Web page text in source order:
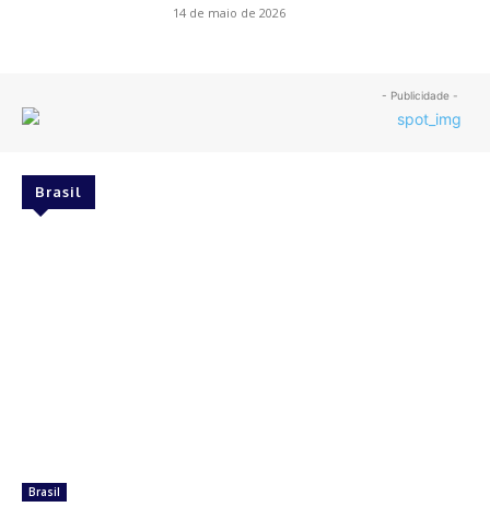
14 de maio de 2026
- Publicidade -
Brasil
Brasil